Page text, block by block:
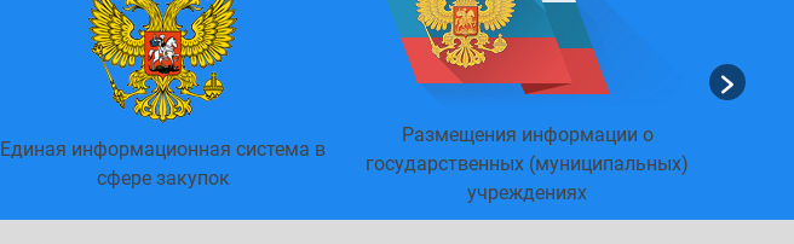
Единая информационная система в
сфере закупок
Размещения информации о
государственных (муниципальных)
учреждениях